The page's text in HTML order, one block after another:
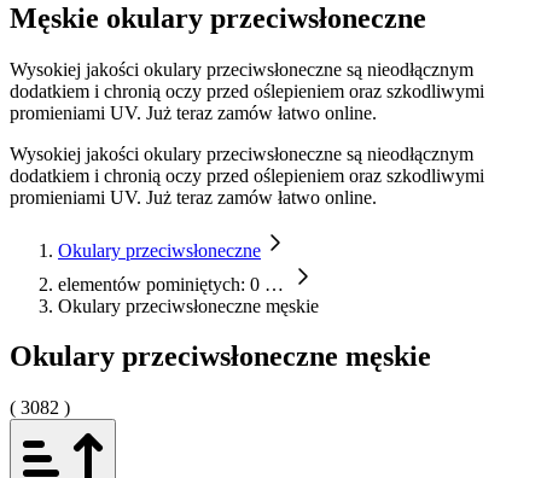
Męskie okulary przeciwsłoneczne
Wysokiej jakości okulary przeciwsłoneczne są nieodłącznym
dodatkiem i chronią oczy przed oślepieniem oraz szkodliwymi
promieniami UV. Już teraz zamów łatwo online.
Wysokiej jakości okulary przeciwsłoneczne są nieodłącznym
dodatkiem i chronią oczy przed oślepieniem oraz szkodliwymi
promieniami UV. Już teraz zamów łatwo online.
Okulary przeciwsłoneczne
elementów pominiętych: 0 …
Okulary przeciwsłoneczne męskie
Okulary przeciwsłoneczne męskie
( 3082 )